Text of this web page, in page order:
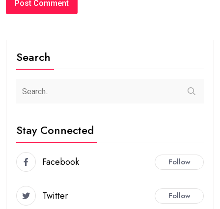
Search
Stay Connected
Facebook Follow
Twitter Follow